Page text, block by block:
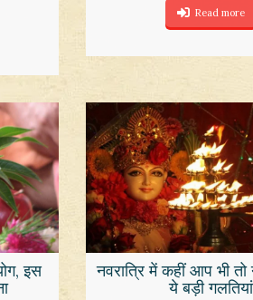
Read more
इस
नवरात्रि में कहीं आप भी
ये बड़ी गलतियां